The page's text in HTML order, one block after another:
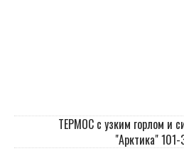
ТЕРМОС с узким горлом и
"Арктика"